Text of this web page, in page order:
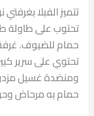
تتميز الفبلا
تحتوب على طاولة
حمام للضيوف. غرفة
تحتوي على سرير
ومنضدة غسيل
حمام به مرحاض